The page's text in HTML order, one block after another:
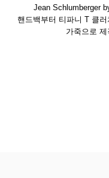
Jean Schlumberger
핸드백부터 티파니 T 클
가죽으로